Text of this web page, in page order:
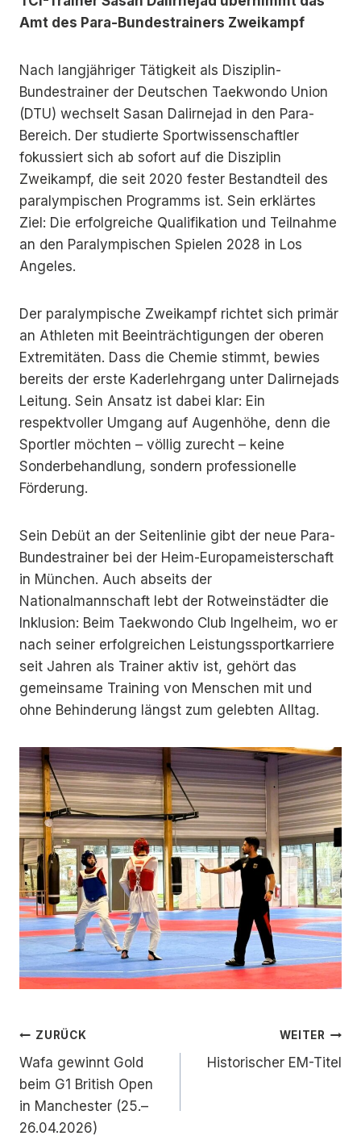
Amt des Para-Bundestrainers Zweikampf
Nach langjähriger Tätigkeit als Disziplin-
Bundestrainer der Deutschen Taekwondo Union
(DTU) wechselt Sasan Dalirnejad in den Para-
Bereich. Der studierte Sportwissenschaftler
fokussiert sich ab sofort auf die Disziplin
Zweikampf, die seit 2020 fester Bestandteil des
paralympischen Programms ist. Sein erklärtes
Ziel: Die erfolgreiche Qualifikation und Teilnahme
an den Paralympischen Spielen 2028 in Los
Angeles.
Der paralympische Zweikampf richtet sich primär
an Athleten mit Beeinträchtigungen der oberen
Extremitäten. Dass die Chemie stimmt, bewies
bereits der erste Kaderlehrgang unter Dalirnejads
Leitung. Sein Ansatz ist dabei klar: Ein
respektvoller Umgang auf Augenhöhe, denn die
Sportler möchten – völlig zurecht – keine
Sonderbehandlung, sondern professionelle
Förderung.
Sein Debüt an der Seitenlinie gibt der neue Para-
Bundestrainer bei der Heim-Europameisterschaft
in München. Auch abseits der
Nationalmannschaft lebt der Rotweinstädter die
Inklusion: Beim Taekwondo Club Ingelheim, wo er
nach seiner erfolgreichen Leistungssportkarriere
seit Jahren als Trainer aktiv ist, gehört das
gemeinsame Training von Menschen mit und
ohne Behinderung längst zum gelebten Alltag.
Beitragsnavigation
ZURÜCK
Wafa gewinnt Gold
beim G1 British Open
in Manchester (25.–
26.04.2026)
WEITER
Historischer EM-Titel